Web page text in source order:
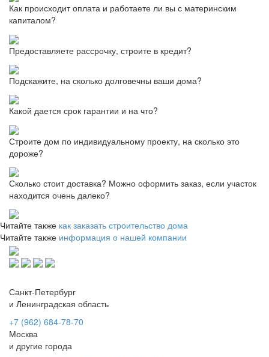
Как происходит оплата и работаете ли вы с материнским
капиталом?
Предоставляете рассрочку, строите в кредит?
Подскажите, на сколько долговечны ваши дома?
Какой дается срок гарантии и на что?
Строите дом по индивидуальному проекту, на сколько это
дороже?
Сколько стоит доставка? Можно оформить заказ, если участок
находится очень далеко?
Читайте также как заказать строительство дома
Читайте также информация о нашей компании
Санкт-Петербург
и Ленинградская область
+7 (962) 684-78-70
Москва
и другие города